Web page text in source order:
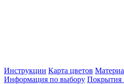
Инструкции Карта цветов
Информация по выбору Покрытия